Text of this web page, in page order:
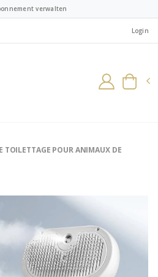
verwalten
Login
TOILETTAGE POUR ANIMAUX DE